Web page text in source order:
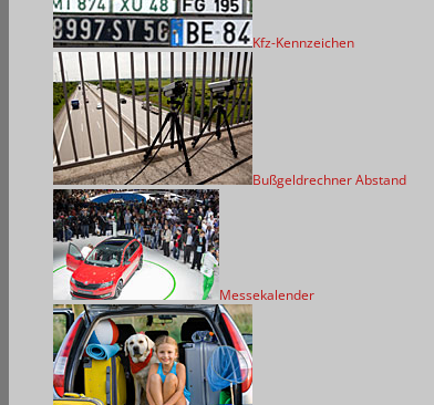
Kfz-Kennzeichen
Bußgeldrechner Abstand
Messekalender